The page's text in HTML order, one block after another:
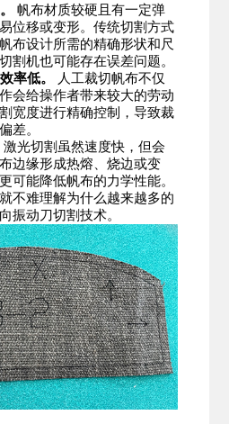
。帆布材质较硬且有一定弹
位移或变形。传统切割方式
布设计所需的精确形状和尺
割机也可能存在误差问题。
率低。
人工裁切帆布不仅
会给操作者带来较大的劳动
宽度进行精确控制，导致裁
差。
激光切割虽然速度快，但会
边缘形成热熔、烧边或变
可能降低帆布的力学性能。
难理解为什么越来越多的
振动刀切割技术。